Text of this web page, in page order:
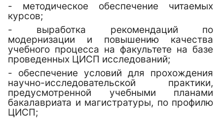
- методическое обеспечение читаемых
курсов;
- выработка рекомендаций по
модернизации и повышению качества
учебного процесса на факультете на базе
проведенных ЦИСП исследований;
- обеспечение условий для прохождения
научно-исследовательской практики,
предусмотренной учебными планами
бакалавриата и магистратуры, по профилю
ЦИСП;